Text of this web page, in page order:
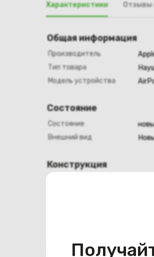
Характеристики Отзывы
Общая информация
Производитель
Тип товара
Модель устройства
Состояние
Состояние
Внешний вид
Конструкция
Похожие